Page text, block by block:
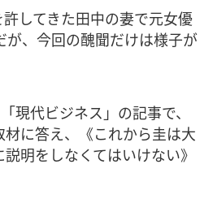
してきた田中の妻で元女優
が、今回の醜聞だけは様子が
現代ビジネス」の記事で、
に答え、《これから圭は大
明をしなくてはいけない》